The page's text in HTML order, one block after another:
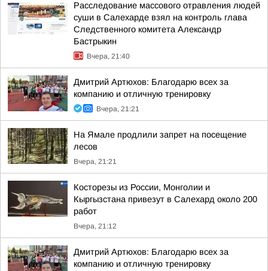
Расследование массового отравления людей
суши в Салехарде взял на контроль глава
Следственного комитета Александр
Бастрыкин
Вчера, 21:40
Дмитрий Артюхов: Благодарю всех за
компанию и отличную тренировку
Вчера, 21:21
На Ямале продлили запрет на посещение
лесов
Вчера, 21:21
Косторезы из России, Монголии и
Кыргызстана привезут в Салехард около 200
работ
Вчера, 21:12
Дмитрий Артюхов: Благодарю всех за
компанию и отличную тренировку